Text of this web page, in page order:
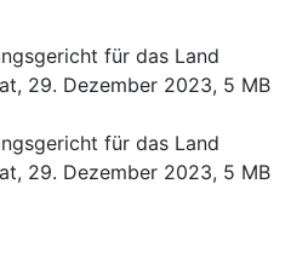
für das Land
29. Dezember 2023, 5 MB
für das Land
29. Dezember 2023, 5 MB